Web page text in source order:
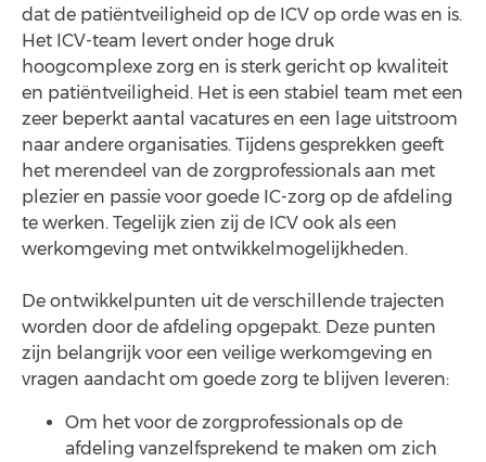
dat de patiëntveiligheid op de ICV op orde was en is.
Het ICV-team levert onder hoge druk
hoogcomplexe zorg en is sterk gericht op kwaliteit
en patiëntveiligheid. Het is een stabiel team met een
zeer beperkt aantal vacatures en een lage uitstroom
naar andere organisaties. Tijdens gesprekken geeft
het merendeel van de zorgprofessionals aan met
plezier en passie voor goede IC-zorg op de afdeling
te werken. Tegelijk zien zij de ICV ook als een
werkomgeving met ontwikkelmogelijkheden.
De ontwikkelpunten uit de verschillende trajecten
worden door de afdeling opgepakt. Deze punten
zijn belangrijk voor een veilige werkomgeving en
vragen aandacht om goede zorg te blijven leveren:
Om het voor de zorgprofessionals op de
afdeling vanzelfsprekend te maken om zich